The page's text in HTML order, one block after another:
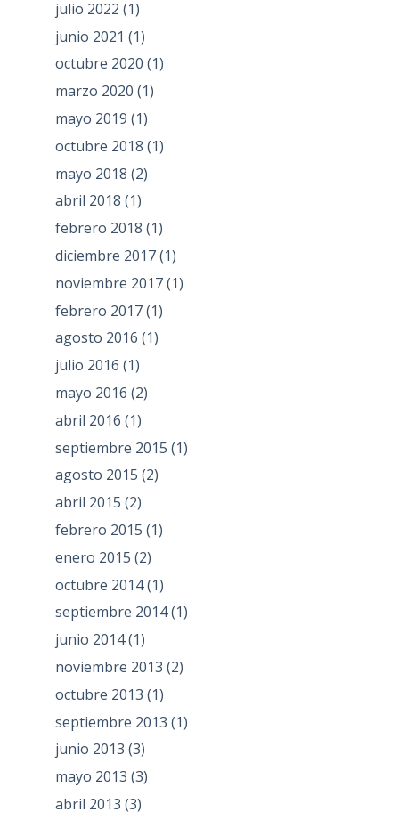
julio 2022 (1)
junio 2021 (1)
octubre 2020 (1)
marzo 2020 (1)
mayo 2019 (1)
octubre 2018 (1)
mayo 2018 (2)
abril 2018 (1)
febrero 2018 (1)
diciembre 2017(1)
noviembre 2017(1)
febrero 2017(1)
agosto 2016 (1)
julio 2016 (1)
mayo 2016 (2)
abril 2016 (1)
septiembre 2015 (1)
agosto 2015 (2)
abril 2015 (2)
febrero 2015 (1)
enero 2015 (2)
octubre 2014(1)
septiembre 2014(1)
junio 2014(1)
noviembre 2013 (2)
octubre 2013 (1)
septiembre 2013 (1)
junio 2013 (3)
mayo 2013 (3)
abril 2013 (3)